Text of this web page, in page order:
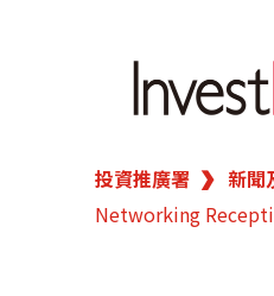
繁 简
香港營
投資推廣署 新聞
Networking